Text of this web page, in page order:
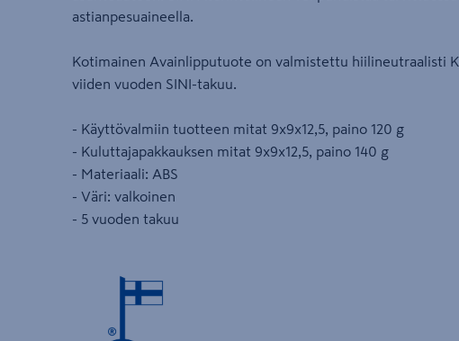
astianpesuaineella.
Kotimainen Avainlipputuote on valmistettu hiilineutraalisti
viiden vuoden SINI-takuu.
- Käyttövalmiin tuotteen mitat 9x9x12,5, paino 120 g
- Kuluttajapakkauksen mitat 9x9x12,5, paino 140 g
- Materiaali: ABS
- Väri: valkoinen
- 5 vuoden takuu